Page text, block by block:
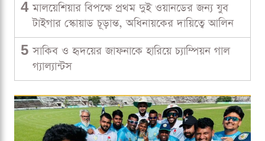
4 মালয়েশিয়ার বিপক্ষে প্রথম দুই ওয়ানডের জন্য যুব
টাইগার স্কোয়াড চূড়ান্ত, অধিনায়কের দায়িত্বে আলিন
5 সাকিব ও হৃদয়ের জাফনাকে হারিয়ে চ্যাম্পিয়ন গাল
গ্যাল্যান্টস